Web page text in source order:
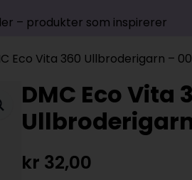
– produkter som inspirerer
Eco Vita 360 Ullbroderigarn –
DMC Eco Vita
kr 32,00